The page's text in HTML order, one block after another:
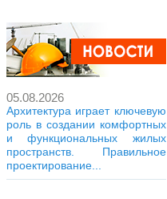
05.08.2026
Архитектура играет ключевую
роль в создании комфортных
и функциональных жилых
пространств. Правильное
проектирование...